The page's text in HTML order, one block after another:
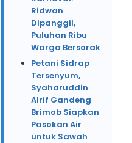
Ridwan
Dipanggil,
Puluhan Ribu
Warga Bersorak
Petani Sidrap
Tersenyum,
Syaharuddin
Alrif Gandeng
Brimob Siapkan
Pasokan Air
untuk Sawah